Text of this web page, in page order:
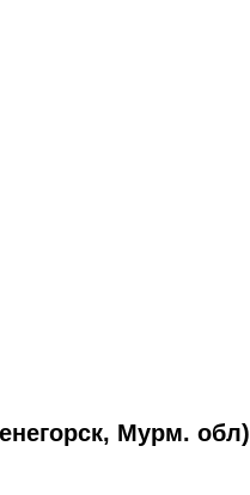
Мурм. обл)